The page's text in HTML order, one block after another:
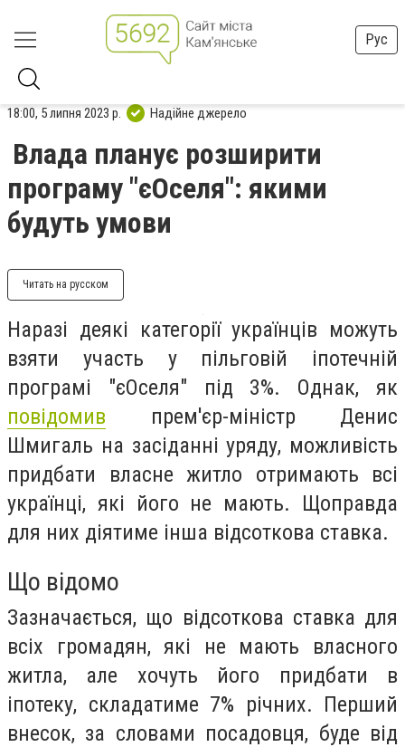
Рус
18:00, 5 липня 2023 р. Надійне джерело
Влада планує розширити
програму "єОселя": якими
будуть умови
Читать на русском
Наразі деякі категорії українців можуть
взяти участь у пільговій іпотечній
програмі "єОселя" під 3%. Однак, як
повідомив прем'єр-міністр Денис
Шмигаль на засіданні уряду, можливість
придбати власне житло отримають всі
українці, які його не мають. Щоправда
для них діятиме інша відсоткова ставка.
Що відомо
Зазначається, що відсоткова ставка для
всіх громадян, які не мають власного
житла, але хочуть його придбати в
іпотеку, складатиме 7% річних. Перший
внесок, за словами посадовця, буде від